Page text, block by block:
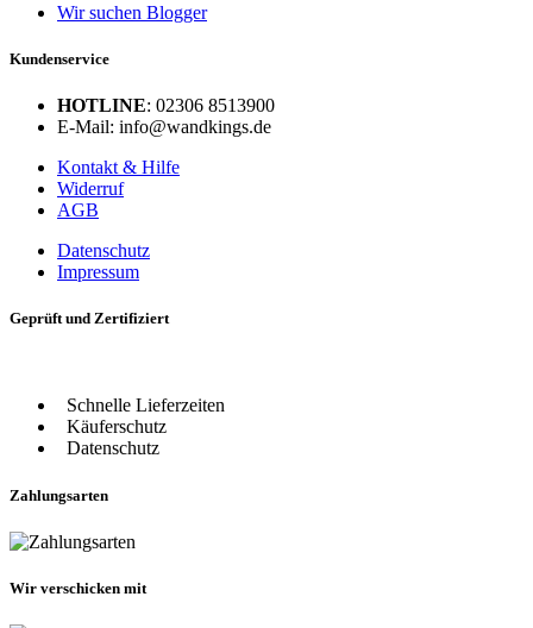
Wir suchen Blogger
Kundenservice
HOTLINE: 02306 8513900
E-Mail: info@wandkings.de
Kontakt & Hilfe
Widerruf
AGB
Datenschutz
Impressum
Geprüft und Zertifiziert
Schnelle Lieferzeiten
Käuferschutz
Datenschutz
Zahlungsarten
Wir verschicken mit